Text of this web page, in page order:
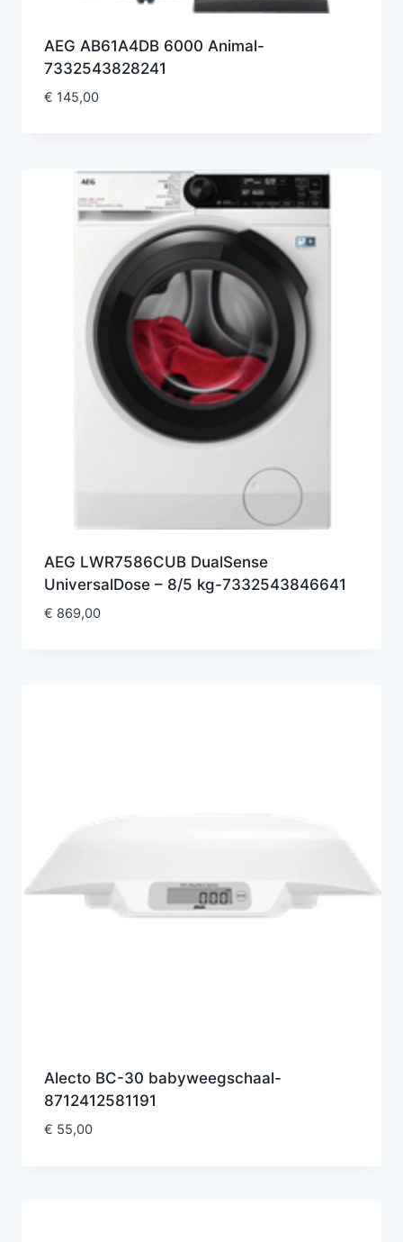
AEG AB61A4DB 6000 Animal-
7332543828241
€ 145,00
AEG LWR7586CUB DualSense
UniversalDose – 8/5 kg-7332543846641
€ 869,00
Alecto BC-30 babyweegschaal-
8712412581191
€ 55,00